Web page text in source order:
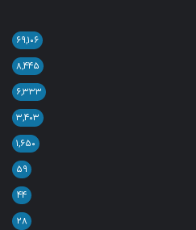
۶۹,۱۰۶
۸,۴۴۵
۶,۳۳۳
۳,۴۰۳
۱,۶۵۰
۵۹
۴۴
۲۸